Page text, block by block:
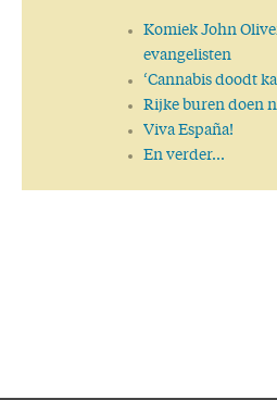
Komiek John
evangelisten
‘Cannabis doodt
Rijke buren doen
Viva España!
En verder...